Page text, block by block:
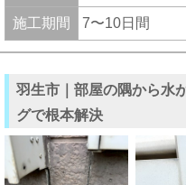
施工期間 7〜10日間
羽生市｜部屋の隅から水
グで根本解決